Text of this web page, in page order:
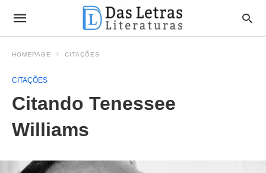
HOMEPAGE CITAÇÕES
CITAÇÕES
Citando Tenessee
Williams